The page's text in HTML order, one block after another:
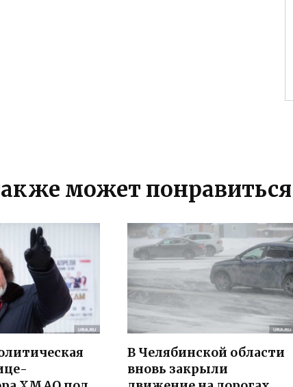
может понравиться
В Челябинской области
вновь закрыли